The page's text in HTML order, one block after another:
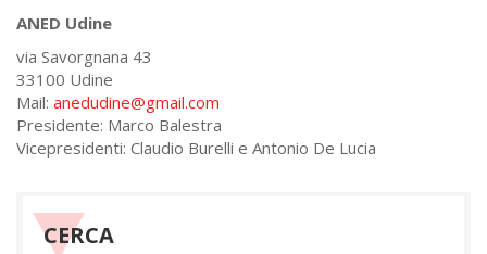
ANED Udine
via Savorgnana 43
33100 Udine
Mail: anedudine@gmail.com
Presidente: Marco Balestra
Vicepresidenti: Claudio Burelli e Antonio De Lucia
CERCA